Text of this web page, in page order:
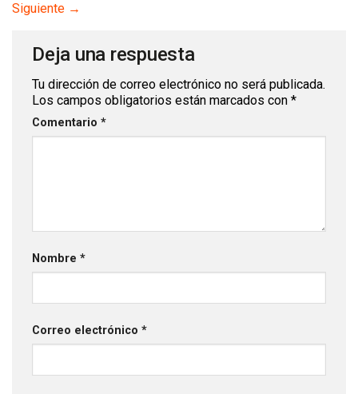
Siguiente →
Deja una respuesta
Tu dirección de correo electrónico no será publicada.
Los campos obligatorios están marcados con *
Comentario *
Nombre *
Correo electrónico *